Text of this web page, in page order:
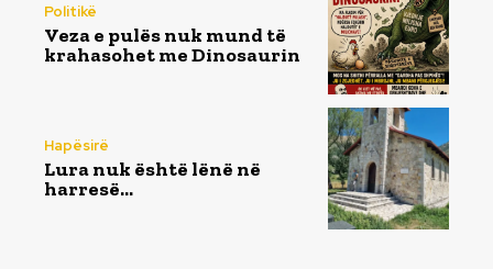
Politikë
Veza e pulës nuk mund të
krahasohet me Dinosaurin
Hapësirë
Lura nuk është lënë në
harresë…